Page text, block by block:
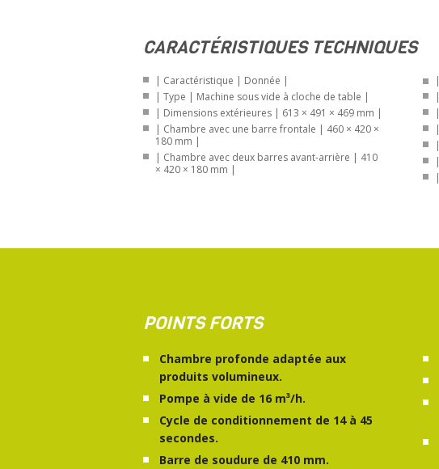
CARACTÉRISTIQUES TECHNIQUES
| Caractéristique | Donnée |
| Type | Machine sous vide à cloche de table |
| Dimensions extérieures | 613 × 491 × 469 mm |
| Chambre avec une barre frontale | 460 × 420 ×
180 mm |
| Chambre avec deux barres avant-arrière | 410
× 420 × 180 mm |
POINTS FORTS
Chambre profonde adaptée aux
produits volumineux.
Pompe à vide de 16 m³/h.
Cycle de conditionnement de 14 à 45
secondes.
Barre de soudure de 410 mm.